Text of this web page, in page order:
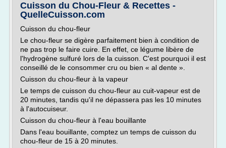
Cuisson du Chou-Fleur & Recettes -
QuelleCuisson.com
Cuisson du chou-fleur
Le chou-fleur se digère parfaitement bien à condition de
ne pas trop le faire cuire. En effet, ce légume libère de
l'hydrogène sulfuré lors de la cuisson. C'est pourquoi il est
conseillé de le consommer cru ou bien « al dente ».
Cuisson du chou-fleur à la vapeur
Le temps de cuisson du chou-fleur au cuit-vapeur est de
20 minutes, tandis qu'il ne dépassera pas les 10 minutes
à l'autocuiseur.
Cuisson du chou-fleur à l'eau bouillante
Dans l'eau bouillante, comptez un temps de cuisson du
chou-fleur de 15 à 20 minutes.